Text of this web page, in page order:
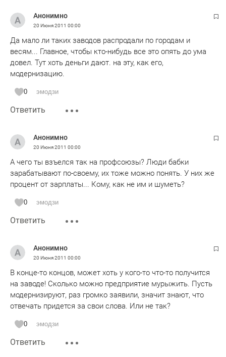
Анонимно
20 Июня 2011 00:00
Да мало ли таких заводов распродали по городам и
весям... Главное, чтобы кто-нибудь все это опять до ума
довел. Тут хоть деньги дают. на эту, как его,
модернизацию.
0 эмодзи
Ответить
Анонимно
20 Июня 2011 00:00
А чего ты взъелся так на профсоюзы? Люди бабки
зарабатывают по-своему, их тоже можно понять. У них же
процент от зарплаты... Кому, как не им и шуметь?
0 эмодзи
Ответить
Анонимно
20 Июня 2011 00:00
В конце-то концов, может хоть у кого-то что-то получится
на заводе! Сколько можно предприятие мурыжить. Пусть
модернизируют, раз громко заявили, значит знают, что
отвечать придется за свои слова. Или не так?
0 эмодзи
Ответить